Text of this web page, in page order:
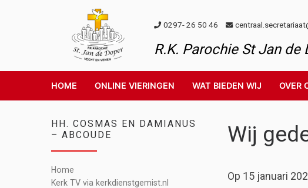
0297- 26 50 46
R.K. Parochie St Jan de
HOME ONLINE VIERINGEN WAT BIEDEN WIJ OVER
Wij
Op 15 januari
HH. COSMAS EN DAMIANUS
– ABCOUDE
Home
Kerk TV via kerkdienstgemist.nl